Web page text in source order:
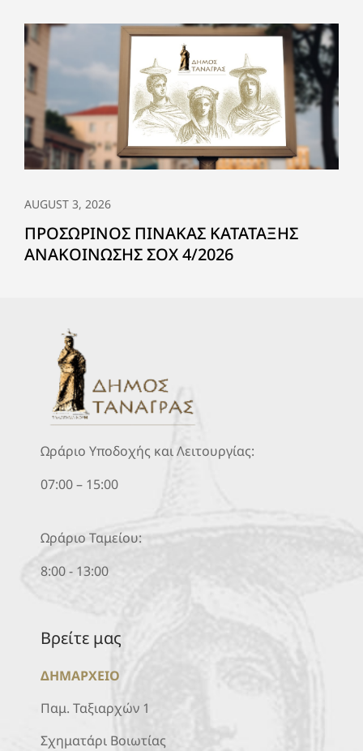
AUGUST 3, 2026
ΠΡΟΣΩΡΙΝΟΣ ΠΙΝΑΚΑΣ ΚΑΤΑΤΑΞΗΣ
ΑΝΑΚΟΙΝΩΣΗΣ ΣΟΧ 4/2026
Ωράριο Υποδοχής και Λειτουργίας:
07:00 – 15:00
Ωράριο Ταμείου:
8:00 - 13:00
Βρείτε μας
ΔΗΜΑΡΧΕΙΟ
Παμ. Ταξιαρχών 1
Σχηματάρι Βοιωτίας